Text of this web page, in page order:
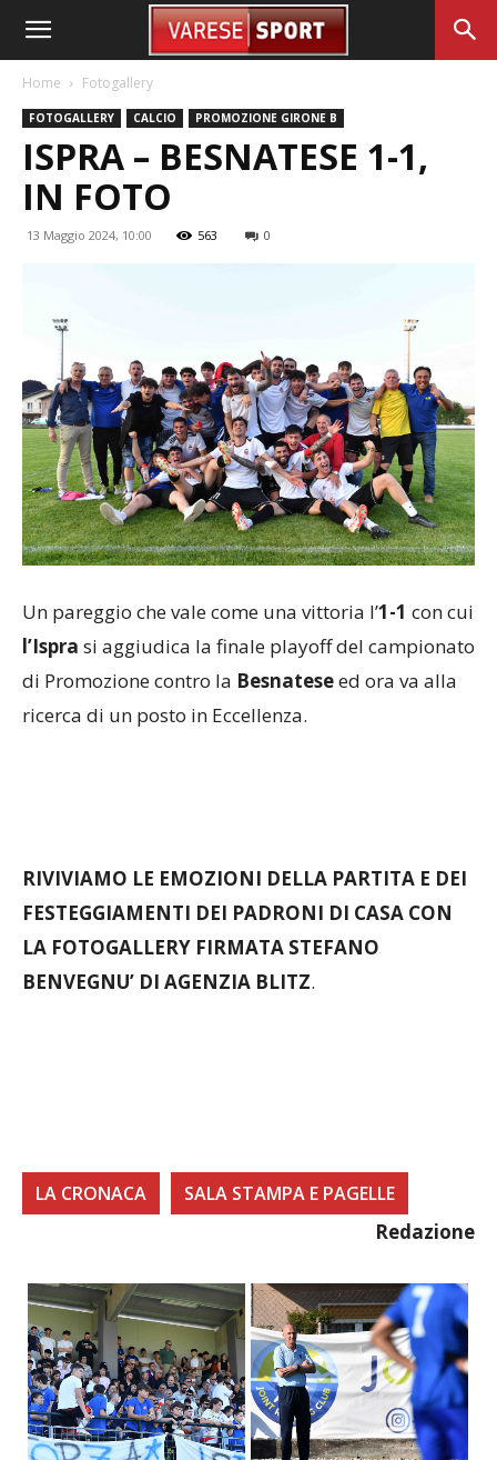
Home Fotogallery
FOTOGALLERY CALCIO PROMOZIONE GIRONE B
ISPRA – BESNATESE 1-1,
IN FOTO
13 Maggio 2024, 10:00 563 0
Un pareggio che vale come una vittoria l’1-1 con cui
l’Ispra si aggiudica la finale playoff del campionato
di Promozione contro la Besnateseed ora va alla
ricerca di un posto in Eccellenza.
RIVIVIAMO LE EMOZIONI DELLA PARTITA E DEI
FESTEGGIAMENTI DEI PADRONI DI CASA CON
LA FOTOGALLERY FIRMATA STEFANO
BENVEGNU’ DI AGENZIA BLITZ.
LA CRONACA SALA STAMPA E PAGELLE
Redazione